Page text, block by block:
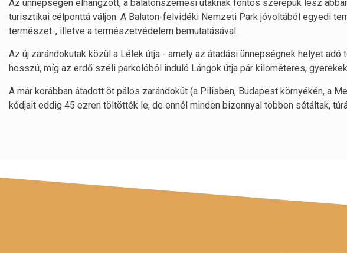
Az ünnepségen elhangzott, a balatonszemesi utaknak fontos szerepük lesz
turisztikai célponttá váljon. A Balaton-felvidéki Nemzeti Park jóvoltából egyedi
természet-, illetve a természetvédelem bemutatásával.
Az új zarándokutak közül a Lélek útja - amely az átadási ünnepségnek helyet
hosszú, míg az erdő széli parkolóból induló Lángok útja pár kilométeres,
A már korábban átadott öt pálos zarándokút (a Pilisben, Budapest környékén, a
kódjait eddig 45 ezren töltötték le, de ennél minden bizonnyal többen sétáltak,